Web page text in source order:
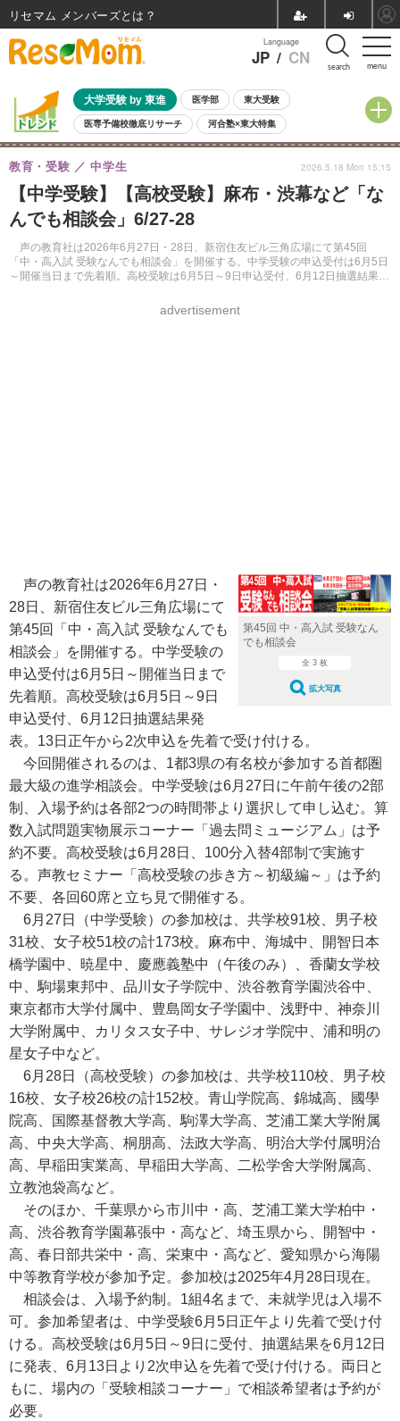
menu
Language
JP / CN search
大学受験 by 東進 医学部 東大受験
医専予備校徹底リサーチ 河合塾×東大特集
親子で考える大学選び 高校受験 中学受験 小学校受験
共通テスト 夏休み
8月開催イベント・WS 全国公立高校 過去問 人気記事
自由研究教材（小学生向け） 自由研究教材（中学生向け）
【中学受験】【高校受験】麻布・渋幕など「な
んでも相談会」6/27-28
声の教育社は2026年6月27日・28日、新宿住友ビル三角広場にて第45回
「中・高入試 受験なんでも相談会」を開催する。中学受験の申込受付は6月5日
～開催当日まで先着順。高校受験は6月5日～9日申込受付、6月12日抽選結果発
教育・受験 中学生
advertisement
2026.5.18 Mon 15:15
第45回 中・高入試 受験なん
でも相談会
全 3 枚
拡大写真
声の教育社は2026年6月27日・
28日、新宿住友ビル三角広場にて
第45回「中・高入試 受験なんでも
相談会」を開催する。中学受験の
申込受付は6月5日～開催当日まで
先着順。高校受験は6月5日～9日
申込受付、6月12日抽選結果発
表。13日正午から2次申込を先着で受け付ける。
今回開催されるのは、1都3県の有名校が参加する首都圏
最大級の進学相談会。中学受験は6月27日に午前午後の2部
制、入場予約は各部2つの時間帯より選択して申し込む。算
数入試問題実物展示コーナー「過去問ミュージアム」は予
約不要。高校受験は6月28日、100分入替4部制で実施す
る。声教セミナー「高校受験の歩き方～初級編～」は予約
不要、各回60席と立ち見で開催する。
6月27日（中学受験）の参加校は、共学校91校、男子校
31校、女子校51校の計173校。麻布中、海城中、開智日本
橋学園中、暁星中、慶應義塾中（午後のみ）、香蘭女学校
中、駒場東邦中、品川女子学院中、渋谷教育学園渋谷中、
東京都市大学付属中、豊島岡女子学園中、浅野中、神奈川
大学附属中、カリタス女子中、サレジオ学院中、浦和明の
星女子中など。
6月28日（高校受験）の参加校は、共学校110校、男子校
16校、女子校26校の計152校。青山学院高、錦城高、國學
院高、国際基督教大学高、駒澤大学高、芝浦工業大学附属
高、中央大学高、桐朋高、法政大学高、明治大学付属明治
高、早稲田実業高、早稲田大学高、二松学舍大学附属高、
立教池袋高など。
そのほか、千葉県から市川中・高、芝浦工業大学柏中・
高、渋谷教育学園幕張中・高など、埼玉県から、開智中・
高、春日部共栄中・高、栄東中・高など、愛知県から海陽
中等教育学校が参加予定。参加校は2025年4月28日現在。
相談会は、入場予約制。1組4名まで、未就学児は入場不
可。参加希望者は、中学受験6月5日正午より先着で受け付
ける。高校受験は6月5日～9日に受付、抽選結果を6月12日
に発表、6月13日より2次申込を先着で受け付ける。両日と
もに、場内の「受験相談コーナー」で相談希望者は予約が
必要。
リセマム メンバーズ